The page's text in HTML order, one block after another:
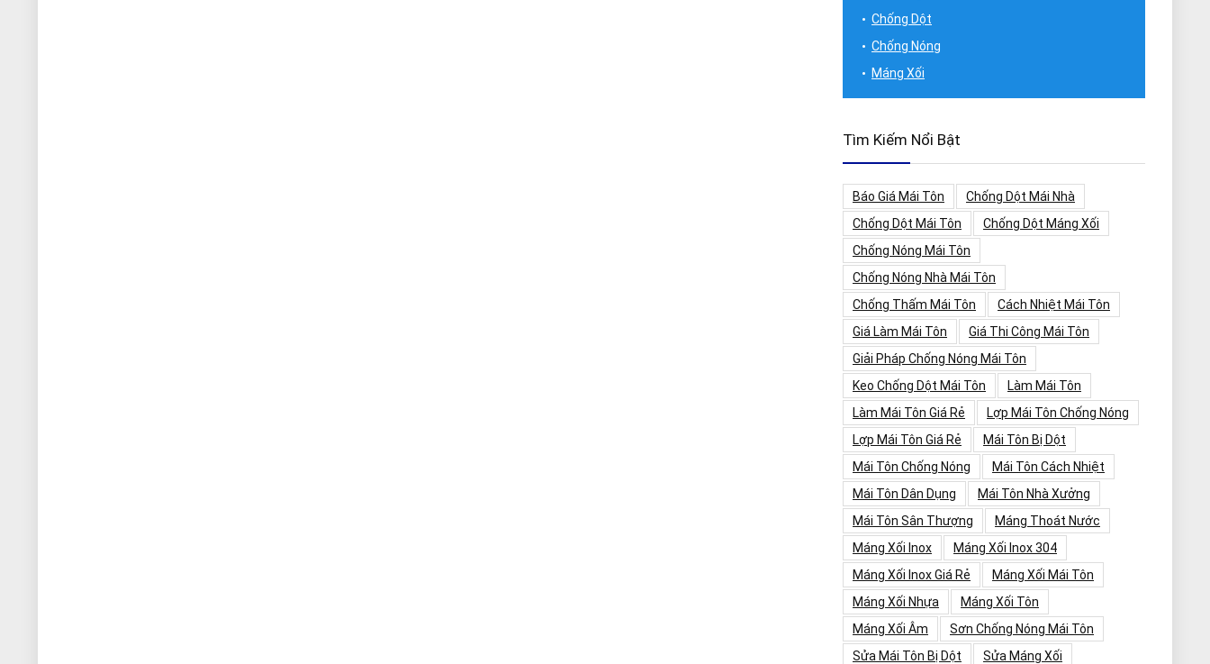
Chống Dột
Chống Nóng
Máng Xối
Tìm Kiếm Nổi Bật
Báo Giá Mái Tôn
Chống Dột Mái Nhà
Chống Dột Mái Tôn
Chống Dột Máng Xối
Chống Nóng Mái Tôn
Chống Nóng Nhà Mái Tôn
Chống Thấm Mái Tôn
Cách Nhiệt Mái Tôn
Giá Làm Mái Tôn
Giá Thi Công Mái Tôn
Giải Pháp Chống Nóng Mái Tôn
Keo Chống Dột Mái Tôn
Làm Mái Tôn
Làm Mái Tôn Giá Rẻ
Lợp Mái Tôn Chống Nóng
Lợp Mái Tôn Giá Rẻ
Mái Tôn Bị Dột
Mái Tôn Chống Nóng
Mái Tôn Cách Nhiệt
Mái Tôn Dân Dụng
Mái Tôn Nhà Xưởng
Mái Tôn Sân Thượng
Máng Thoát Nước
Máng Xối Inox
Máng Xối Inox 304
Máng Xối Inox Giá Rẻ
Máng Xối Mái Tôn
Máng Xối Nhựa
Máng Xối Tôn
Máng Xối Âm
Sơn Chống Nóng Mái Tôn
Sửa Mái Tôn Bị Dột
Sửa Máng Xối